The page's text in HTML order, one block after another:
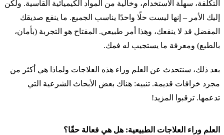
التكلفة، سهلة الاستخدام، وخالية من المواد الكيميائية القاسية. ولكن
إليك الأمر – إنها ليست حلًا واحدًا يناسب الجميع. ما ينفع صديقك
المفضل قد لا ينفعك، وهذا أمر طبيعي. المفتاح هو التجربة (بأمان،
بالطبع) ومعرفة ما يستجيب له فمك.
بعد ذلك، سنتحدث عن العلم وراء هذه العلاجات ولماذا هي أكثر من
مجرد خرافات قديمة. تنبيه: هناك بعض الأبحاث الشرعية التي
تدعمها. ترقبوا المزيد!
العلم وراء العلاجات الطبيعية: هل هي فعالة حقًا؟